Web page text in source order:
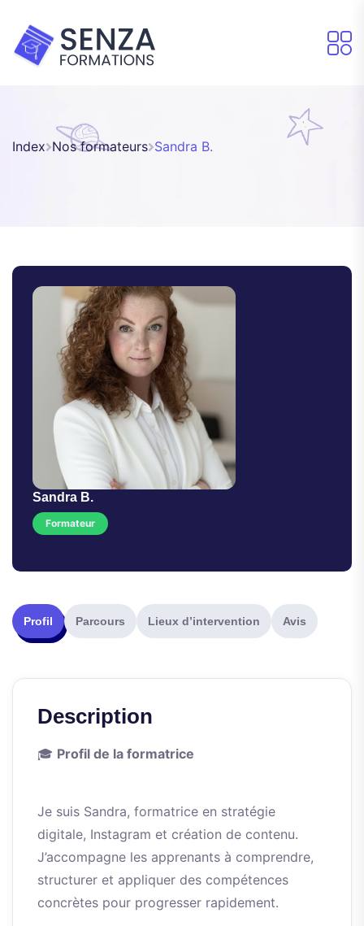
Index Nos formateurs Sandra B.
Sandra B.
Formateur
Profil Parcours Lieux d’intervention Avis
Description
🎓 Profil de la formatrice
Je suis Sandra, formatrice en stratégie
digitale, Instagram et création de contenu.
J’accompagne les apprenants à comprendre,
structurer et appliquer des compétences
concrètes pour progresser rapidement.